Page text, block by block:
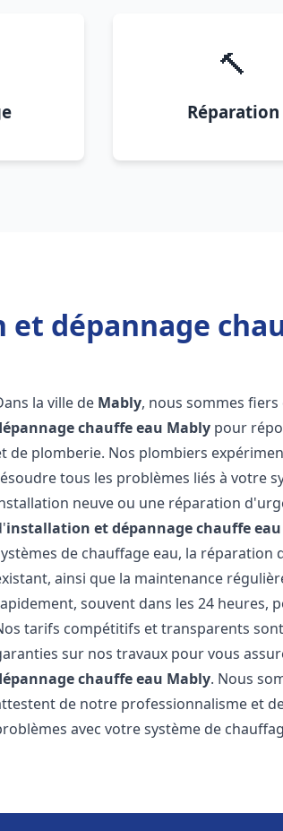
🔨
Réparation
dépannage
la ville de Mably, nous sommes
chauffe eau Mably pour
de plomberie. Nos plombiers
tous les problèmes liés à votre
neuve ou une réparation
installation et dépannage chauffe eau
de chauffage eau, la
ainsi que la maintenance
souvent dans les 24 heures,
tarifs compétitifs et transparents
sur nos travaux pour vous
chauffe eau Mably. Nous
de notre professionnalisme et
avec votre système de